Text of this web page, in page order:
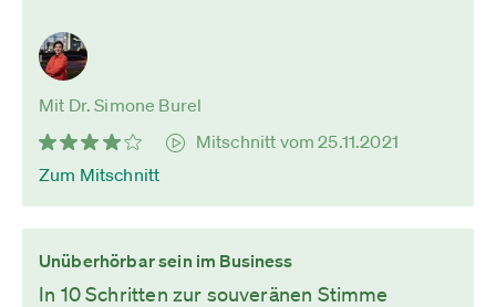
Mit Dr. Simone Burel
Mitschnitt vom 25.11.2021
Zum Mitschnitt
Unüberhörbar sein im Business
In 10 Schritten zur souveränen Stimme